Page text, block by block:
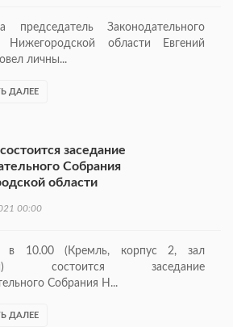
председатель Законодательного
Нижегородской области Евгений
личны...
ДАЛЕЕ
заседание
Собрания
области
00:00
10.00 (Кремль, корпус 2, зал
состоится заседание
Собрания Н...
ДАЛЕЕ